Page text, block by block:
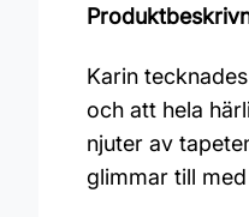
Karin
och att hela
njuter av
glimmar till